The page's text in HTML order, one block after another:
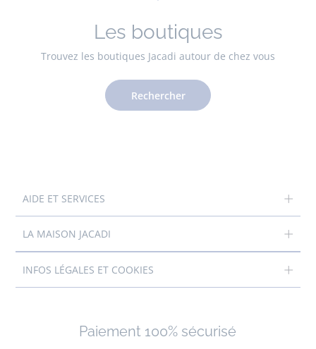
Les boutiques
Trouvez les boutiques Jacadi autour de chez vous
Rechercher
AIDE ET SERVICES
LA MAISON JACADI
INFOS LÉGALES ET COOKIES
Paiement 100% sécurisé